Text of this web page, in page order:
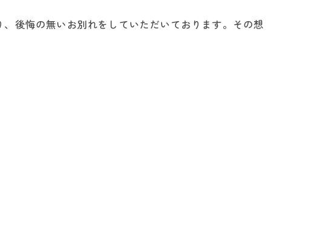
後悔の無いお別れをしていただいております。その想